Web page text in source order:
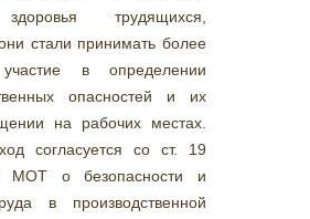
трудящихся,
стали принимать более
участие в определении
опасностей и их
на рабочих местах.
согласуется со ст. 19
МОТ о безопасности и
в производственной